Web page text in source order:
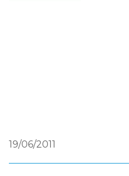
19/06/2011